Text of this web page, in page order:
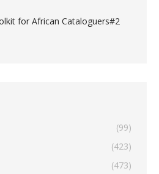
for African Cataloguers#2
(99)
(423)
(473)